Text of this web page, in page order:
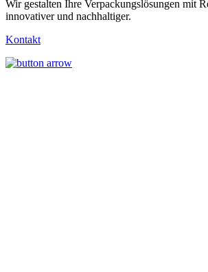
Wir gestalten Ihre Verpackungslösungen mit
innovativer und nachhaltiger.
Kontakt